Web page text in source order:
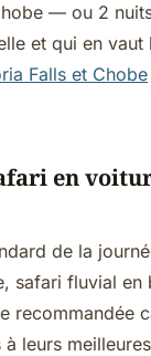
— ou 2
et qui en vaut
Falls et Chobe
en
de la
safari fluvial en
recommandée
leurs